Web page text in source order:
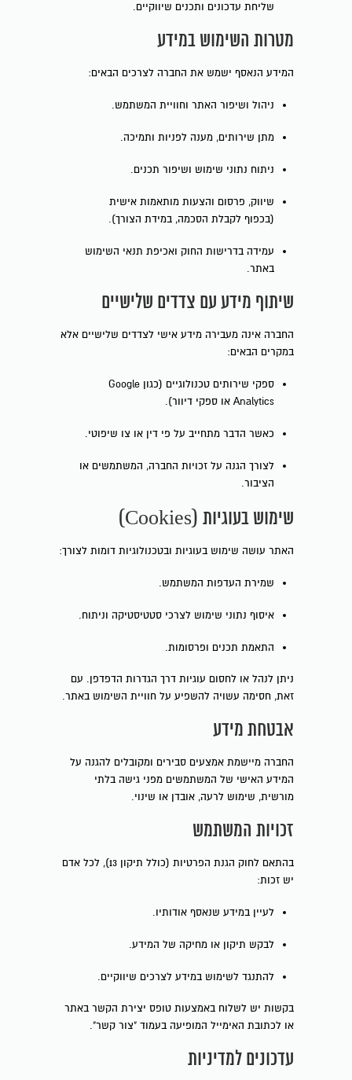
שליחת עדכונים ותכנים שיווקיים.
מטרות השימוש במידע
המידע הנאסף ישמש את החברה לצרכים הבאים:
ניהול ושיפור האתר וחוויית המשתמש.
מתן שירותים, מענה לפניות ותמיכה.
ניתוח נתוני שימוש ושיפור תכנים.
שיווק, פרסום והצעות מותאמות אישית
(בכפוף לקבלת הסכמה, במידת הצורך).
עמידה בדרישות החוק ואכיפת תנאי השימוש
באתר.
שיתוף מידע עם צדדים שלישיים
החברה אינה מעבירה מידע אישי לצדדים שלישיים אלא
במקרים הבאים:
ספקי שירותים טכנולוגיים (כגון Google
Analytics או ספקי דיוור).
כאשר הדבר מתחייב על פי דין או צו שיפוטי.
לצורך הגנה על זכויות החברה, המשתמשים או
הציבור.
שימוש בעוגיות (Cookies)
האתר עושה שימוש בעוגיות ובטכנולוגיות דומות לצורך:
שמירת העדפות המשתמש.
איסוף נתוני שימוש לצרכי סטטיסטיקה וניתוח.
התאמת תכנים ופרסומות.
ניתן לנהל או לחסום עוגיות דרך הגדרות הדפדפן. עם
זאת, חסימה עשויה להשפיע על חוויית השימוש באתר.
אבטחת מידע
החברה מיישמת אמצעים סבירים ומקובלים להגנה על
המידע האישי של המשתמשים מפני גישה בלתי
מורשית, שימוש לרעה, אובדן או שינוי.
זכויות המשתמש
בהתאם לחוק הגנת הפרטיות (כולל תיקון 13), לכל אדם
יש זכות:
לעיין במידע שנאסף אודותיו.
לבקש תיקון או מחיקה של המידע.
להתנגד לשימוש במידע לצרכים שיווקיים.
בקשות יש לשלוח באמצעות טופס יצירת הקשר באתר
או לכתובת האימייל המופיעה בעמוד "צור קשר".
עדכונים למדיניות